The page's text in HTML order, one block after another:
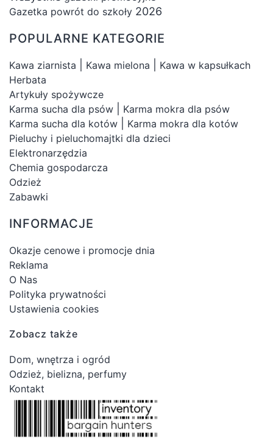
Gazetka powrót do szkoły 2026
POPULARNE KATEGORIE
Kawa ziarnista Kawa mielona
Kawa w kapsułkach
Herbata
Artykuły spożywcze
Karma sucha dla psów
Karma mokra dla psów
Karma sucha dla kotów
Karma mokra dla kotów
Pieluchy i pieluchomajtki dla dzieci
Elektronarzędzia
Chemia gospodarcza
Odzież
Zabawki
INFORMACJE
Okazje cenowe i promocje dnia
Reklama
O Nas
Polityka prywatności
Ustawienia cookies
Zobacz także
Dom, wnętrza i ogród
Odzież, bielizna, perfumy
Kontakt